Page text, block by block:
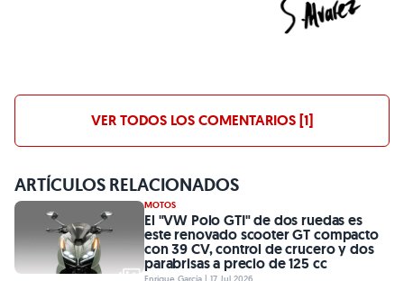
VER TODOS LOS COMENTARIOS [1]
ARTÍCULOS RELACIONADOS
MOTOS
El "VW Polo GTI" de dos ruedas es
este renovado scooter GT compacto
con 39 CV, control de crucero y dos
parabrisas a precio de 125 cc
Enrique García | 17 Jul 2026